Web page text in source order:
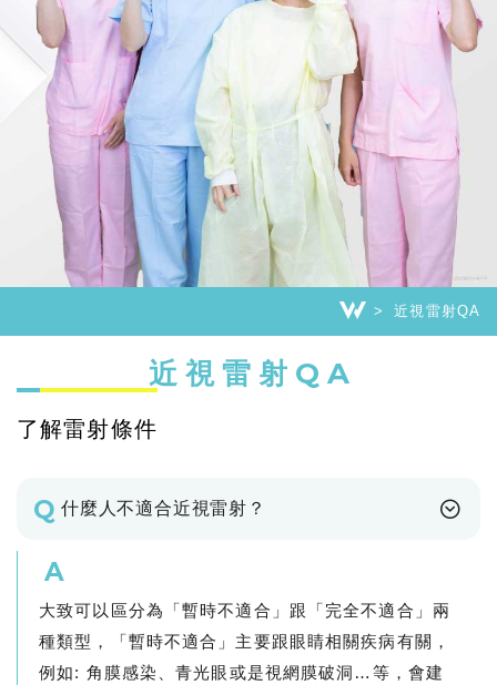
近視雷射QA
近視雷射QA
了解雷射條件
Q 什麼人不適合近視雷射？
A
大致可以區分為「暫時不適合」跟「完全不適合」兩
種類型，「暫時不適合」主要跟眼睛相關疾病有關，
例如: 角膜感染、青光眼或是視網膜破洞…等，會建